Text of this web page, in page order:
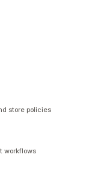
store policies
workflows